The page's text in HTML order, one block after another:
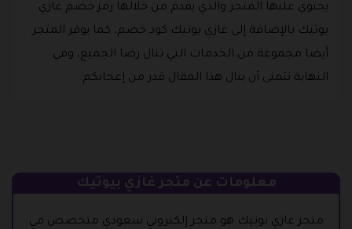
يحتوي عليها المتجر والذي يقدم من خلالها رمز خصم غازي
بوتيك بالإضافة إلى غازي بوتيك كود خصم، كما يوفر المتجر
أيضا مجموعة من الخدمات التي تنال رضا الجميع، وفي
النهاية نتمنى أن ينال هذا المقال قدر من إعجابكم.
معلومات عن متجر غازي بيوتيك
متجر غازي بوتيك هو متجر إلكتروني سعودي متخصص في